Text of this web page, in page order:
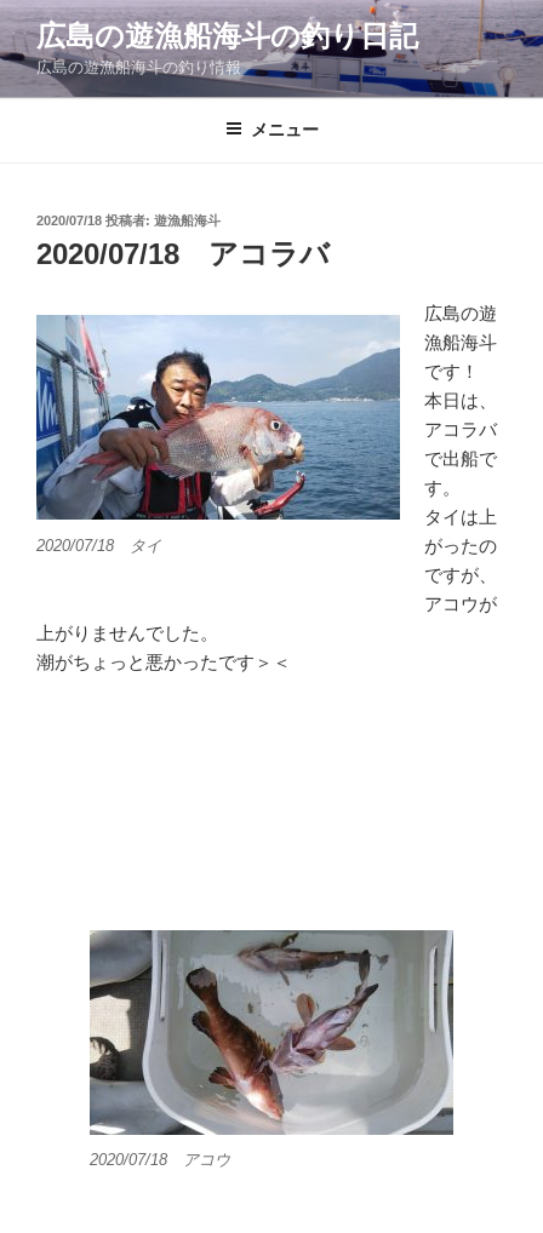
コ
ン
ン
広島の遊漁船海斗の釣り日記
広島の遊漁船海斗の釣り情報
メニュー
投
稿
日:
2020/07/18 投稿者: 遊漁船海斗
2020/07/18 アコラバ
2020/07/18 タイ
広島の遊
漁船海斗
です！
本日は、
アコラバ
で出船で
す。
タイは上
がったの
ですが、
アコウが
上がりませんでした。
潮がちょっと悪かったです＞＜
2020/07/18 アコウ